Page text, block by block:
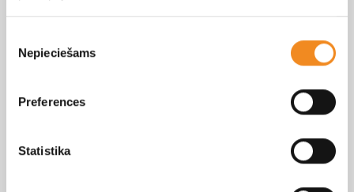
izvēle
Nepieciešams
Preferences
Statistika
Inteliģentā ātruma ierobežojuma palīgsistēma (ISLA)
Frontālas sadursmes novēršanas palīgsistēma
(FCA)